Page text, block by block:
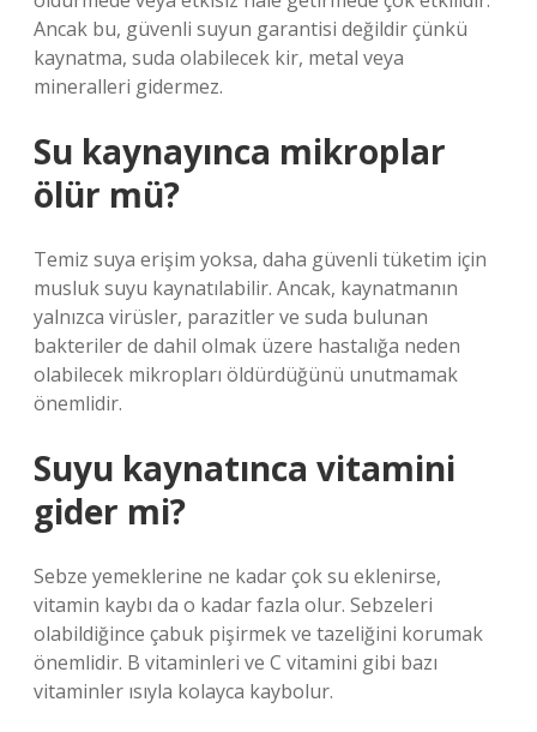
Ancak bu, güvenli suyun garantisi değildir çünkü
kaynatma, suda olabilecek kir, metal veya
mineralleri gidermez.
Su kaynayınca mikroplar
ölür mü?
Temiz suya erişim yoksa, daha güvenli tüketim için
musluk suyu kaynatılabilir. Ancak, kaynatmanın
yalnızca virüsler, parazitler ve suda bulunan
bakteriler de dahil olmak üzere hastalığa neden
olabilecek mikropları öldürdüğünü unutmamak
önemlidir.
Suyu kaynatınca vitamini
gider mi?
Sebze yemeklerine ne kadar çok su eklenirse,
vitamin kaybı da o kadar fazla olur. Sebzeleri
olabildiğince çabuk pişirmek ve tazeliğini korumak
önemlidir. B vitaminleri ve C vitamini gibi bazı
vitaminler ısıyla kolayca kaybolur.